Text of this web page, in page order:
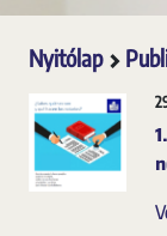
Nyitólap